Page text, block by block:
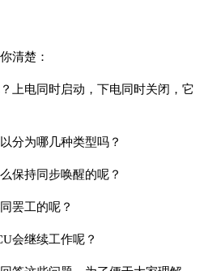
清楚：
上电同时启动，下电同时关闭，它
分为哪几种类型吗？
保持同步唤醒的呢？
罢工的呢？
会继续工作呢？